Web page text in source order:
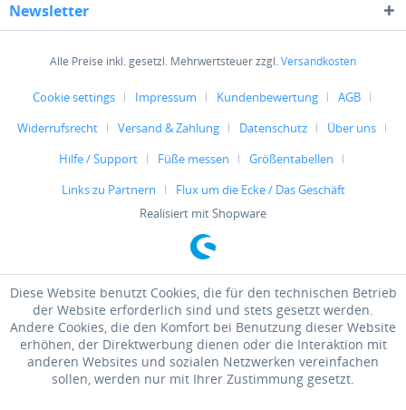
Newsletter
Alle Preise inkl. gesetzl. Mehrwertsteuer zzgl.Versandkosten
Cookie settings Impressum Kundenbewertung
AGB
Widerrufsrecht
Versand & Zahlung Datenschutz
Über uns
Hilfe / Support
Füße messen
Größentabellen
Links zu Partnern
Flux um die Ecke / Das Geschäft
Realisiert mit Shopware
Diese Website benutzt Cookies, die für den technischen Betrieb
der Website erforderlich sind und stets gesetzt werden.
Andere Cookies, die den Komfort bei Benutzung dieser Website
erhöhen, der Direktwerbung dienen oder die Interaktion mit
anderen Websites und sozialen Netzwerken vereinfachen
sollen, werden nur mit Ihrer Zustimmung gesetzt.